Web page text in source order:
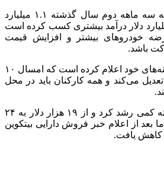
با این حال، تسلا نسبت به سه ماهه دو‌م سال گذشته ۱.۱ میلیارد
سود بیشتر و ۱۱.۹ میلیارد دلار درآمد بیشتری کسب کرده است
خودروهای بیشتر و افزایش قیمت
باشد.
تسلا به منظور جبران هزینه‌های خود اعلام‌ کرده است که امسال ۱۰
می‌کند و همه کارکنان باید در محل
قیمت بیتکوین هفته گذشته کمی رشد کرد و از ۱۹ هزار دلار به ۲۴
بعد از اعلام خبر فروش دارایی بیتکوین